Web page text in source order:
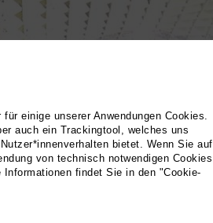
einige unserer Anwendungen Cookies.
auch ein Trackingtool, welches uns
bietet. Wenn Sie auf
von technisch notwendigen Cookies
findet Sie in den "Cookie-